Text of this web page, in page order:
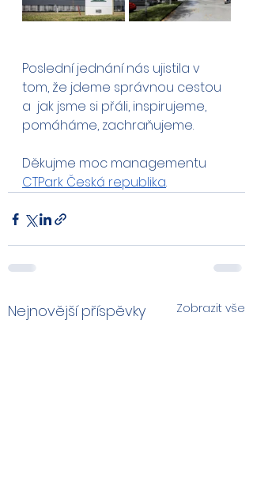
Poslední jednání nás ujistila v
tom, že jdeme správnou cestou
a  jak jsme si přáli, inspirujeme,
pomáháme, zachraňujeme.
Děkujme moc managementu
CTPark Česká republika.
Nejnovější příspěvky Zobrazit vše